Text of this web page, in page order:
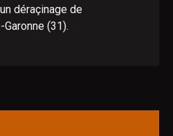
déraçinage de
(31).